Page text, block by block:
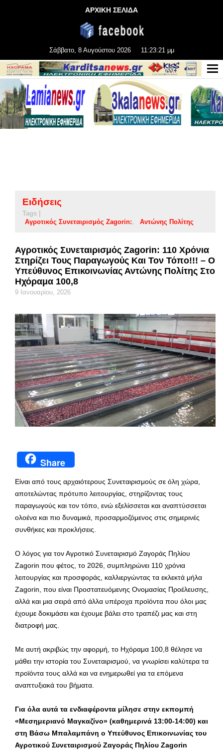
ΑΡΧΙΚΗ ΣΕΛΙΔΑ
Σάββατο, 8 Αυγούστου 2026 11:23:22 μμ
Ειδήσεις
Tags |
Αγροτικός Συνεταιρισμός Zagorin:
Αντώνης Πολίτης
Αγροτικός Συνεταιρισμός Zagorin: 110 Χρόνια
Στηρίζει Τους Παραγωγούς Και Τον Τόπο!!! – Ο
Υπεύθυνος Επικοινωνίας Αντώνης Πολίτης Στο
Ηχόραμα 100,8
9 Ιανουαρίου, 2026
Share
Είναι από τους αρχαιότερους Συνεταιρισμούς σε όλη χώρα,
αποτελώντας πρότυπο λειτουργίας, στηρίζοντας τους
παραγωγούς και τον τόπο, ενώ εξελίσσεται και αναπτύσσεται
ολοένα και πιο δυναμικά, προσαρμοζόμενος στις σημερινές
συνθήκες και προκλήσεις.
Ο λόγος για τον Αγροτικό Συνεταιρισμό Ζαγοράς Πηλίου
Zagorin που φέτος, το 2026, συμπληρώνει 110 χρόνια
λειτουργίας και προσφοράς, καλλιεργώντας τα εκλεκτά μήλα
Zagorin, που είναι Προστατευόμενης Ονομασίας Προέλευσης,
αλλά και μια σειρά από άλλα υπέροχα προϊόντα που όλοι μας
έχουμε δοκιμάσει και έχουμε βάλει στο τραπέζι μας και στη
διατροφή μας.
Με αυτή ακριβώς την αφορμή, το Ηχόραμα 100,8 θέλησε να
μάθει την ιστορία του Συνεταιρισμού, να γνωρίσει καλύτερα τα
προϊόντα τους αλλά και να ενημερωθεί για τα επόμενα
αναπτυξιακά του βήματα.
Για όλα αυτά τα ενδιαφέροντα μίλησε στην εκπομπή
«Μεσημεριανό Μαγκαζίνο» (καθημερινά 13:00-14:00) και
στη Βάσω Μπαλαμπάνη ο Υπεύθυνος Επικοινωνίας του
Αγροτικού Συνεταιρισμού Ζαγοράς Πηλίου Zagorin